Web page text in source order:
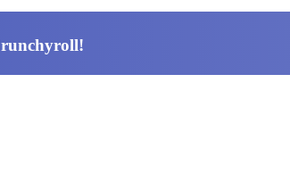
!